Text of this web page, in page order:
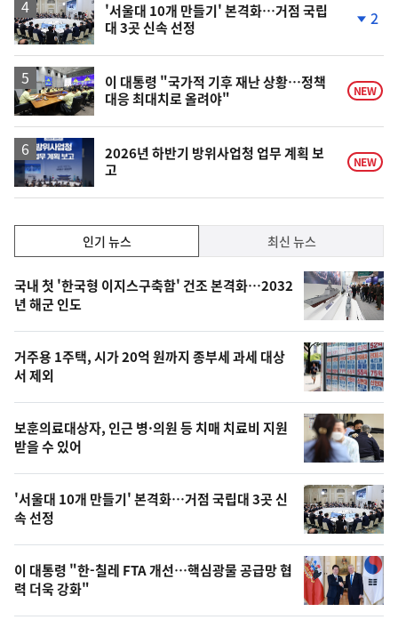
'서울대 10개 만들기' 본격화…거점 국립
대 3곳 신속 선정
하
락
2
이 대통령 "국가적 기후 재난 상황…정책
대응 최대치로 올려야"
NEW
2026년 하반기 방위사업청 업무 계획 보
고
NEW
기,
최
신,
오
늘
의
영
상
오
늘
의
사
진
인기 뉴스 최신 뉴스
기
뉴
스
국내 첫 '한국형 이지스구축함' 건조 본격화…2032
년 해군 인도
거주용 1주택, 시가 20억 원까지 종부세 과세 대상
서 제외
보훈의료대상자, 인근 병·의원 등 치매 치료비 지원
받을 수 있어
'서울대 10개 만들기' 본격화…거점 국립대 3곳 신
속 선정
이 대통령 "한-칠레 FTA 개선…핵심광물 공급망 협
력 더욱 강화"